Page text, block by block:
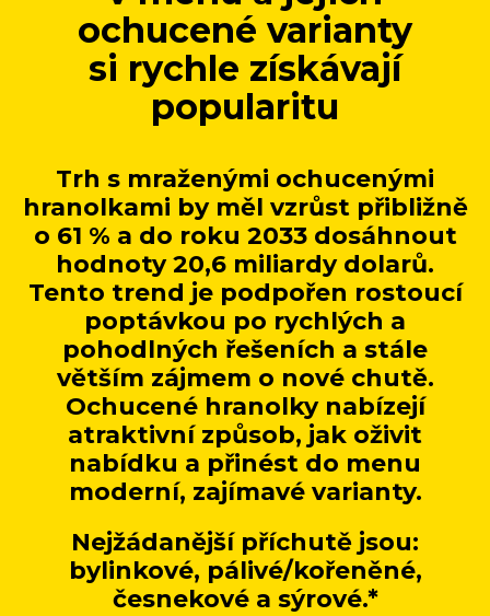
ochucené varianty
si rychle získávají
popularitu
Trh s mraženými ochucenými
hranolkami by měl vzrůst přibližně
o 61 % a do roku 2033 dosáhnout
hodnoty 20,6 miliardy dolarů.
Tento trend je podpořen rostoucí
poptávkou po rychlých a
pohodlných řešeních a stále
větším zájmem o nové chutě.
Ochucené hranolky nabízejí
atraktivní způsob, jak oživit
nabídku a přinést do menu
moderní, zajímavé varianty.
Nejžádanější příchutě jsou:
bylinkové, pálivé/kořeněné,
česnekové a sýrové.*